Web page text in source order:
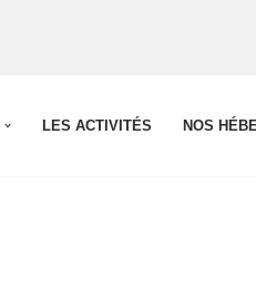
LES ACTIVITÉS NOS